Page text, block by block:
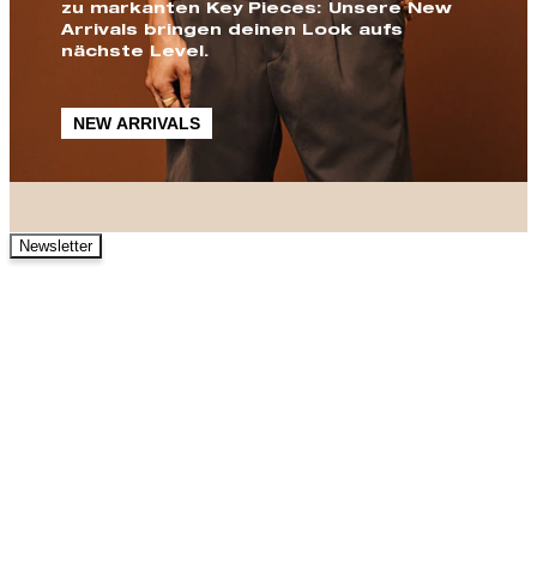
zu markanten Key Pieces: Unsere New
Arrivals bringen deinen Look aufs
nächste Level.
NEW ARRIVALS
Newsletter